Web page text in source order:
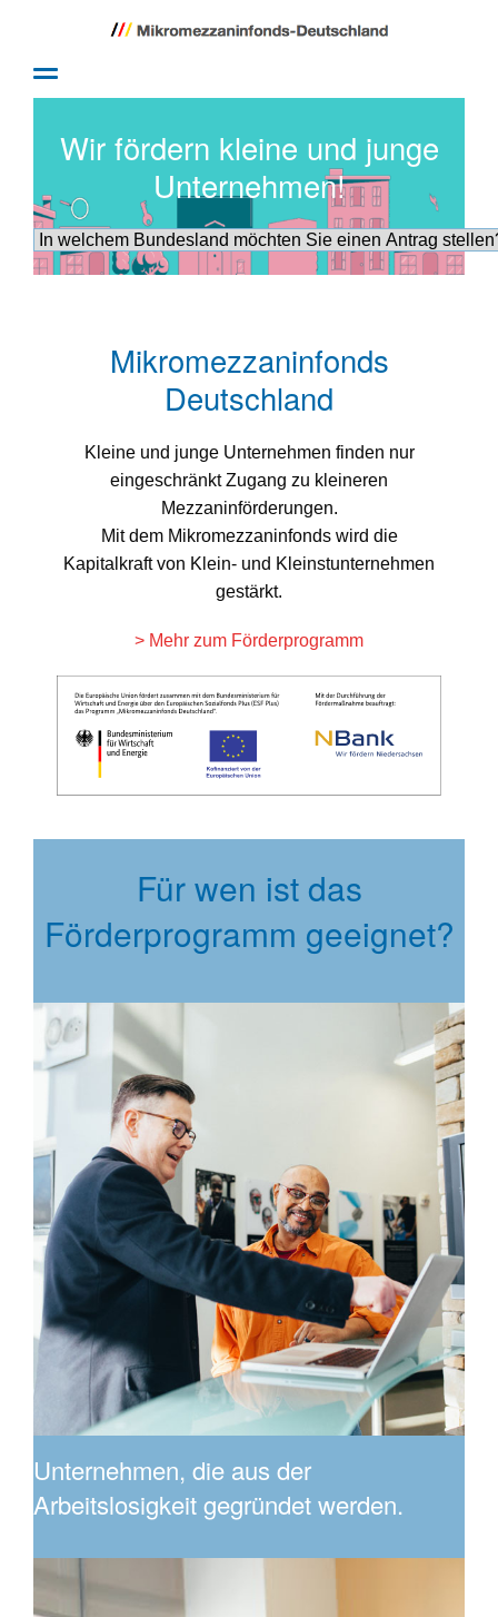
Wir fördern kleine und junge
Unternehmen!
Mikromezzaninfonds
Deutschland
Kleine und junge Unternehmen finden nur
eingeschränkt Zugang zu kleineren
Mezzaninförderungen.
Mit dem Mikromezzaninfonds wird die
Kapitalkraft von Klein- und Kleinstunternehmen
gestärkt.
> Mehr zum Förderprogramm
Für wen ist das
Förderprogramm geeignet?
Unternehmen, die aus der
Arbeitslosigkeit gegründet werden.